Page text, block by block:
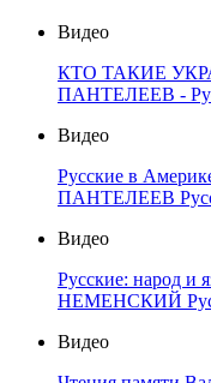
Видео
КТО ТАКИЕ
ПАНТЕЛЕЕВ -
Видео
Русские в
ПАНТЕЛЕЕВ
Видео
Русские: народ
НЕМЕНСКИЙ
Видео